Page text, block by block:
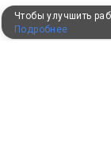
Чтобы улучшить
Подробнее